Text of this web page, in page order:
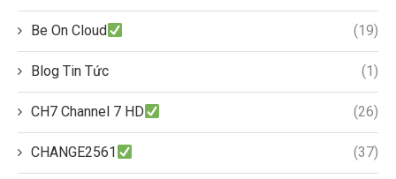
Be On Cloud (19)
Blog Tin Tức (1)
CH7 Channel 7 HD (26)
CHANGE2561 (37)